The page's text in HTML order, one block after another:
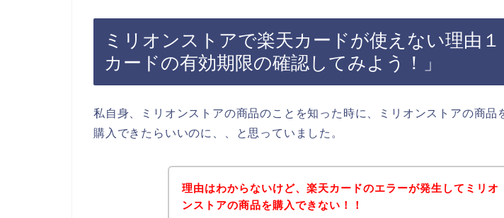
ミリオンストアで楽天カードが使えない理由１
カードの有効期限の確認してみよう！」
私自身、ミリオンストアの商品のことを知った時に、ミリオンストアの商品
購入できたらいいのに、、と思っていました。
理由はわからないけど、楽天カードのエラーが発生してミリオ
ンストアの商品を購入できない！！